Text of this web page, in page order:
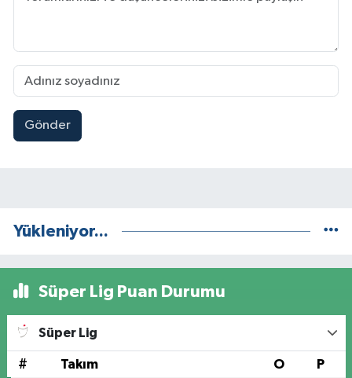
Gönder
Yükleniyor...
Süper Lig Puan Durumu
Süper Lig
# Takım O P